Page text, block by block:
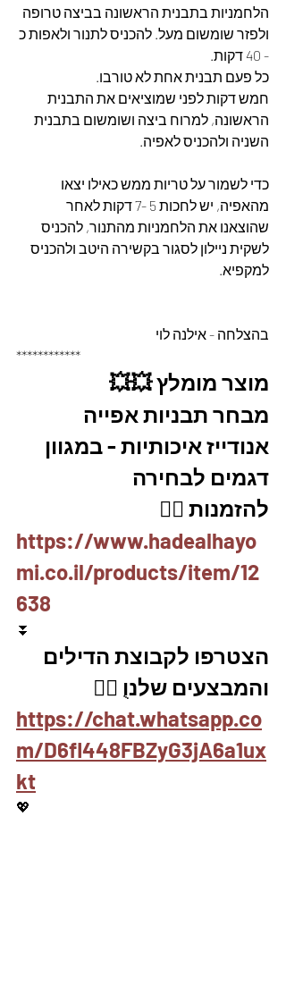
הלחמניות בתבנית הראשונה בביצה טרופה
ולפזר שומשום מעל. להכניס לתנור ולאפות כ
- 40 דקות.
כל פעם תבנית אחת לא טורבו.
חמש דקות לפני שמוציאים את התבנית
הראשונה, למרוח ביצה ושומשום בתבנית
השניה ולהכניס לאפיה.
כדי לשמור על טריות ממש כאילו יצאו
מהאפיה, יש לחכות 5 -7 דקות לאחר
שהוצאנו את הלחמניות מהתנור, להכניס
לשקית ניילון לסגור בקשירה היטב ולהכניס
למקפיא.
בהצלחה - אילנה לוי
************
מוצר מומלץ 💥💥
מבחר תבניות אפייה
אנודייז איכותיות - במגוון
דגמים לבחירה
להזמנות 👇🏼
https://www.hadealhayo
mi.co.il/products/item/12
638
⏬
הצטרפו לקבוצת הדילים
והמבצעים שלנוֻ 👇🏽
https://chat.whatsapp.co
m/D6fl448FBZyG3jA6a1ux
kt
💖